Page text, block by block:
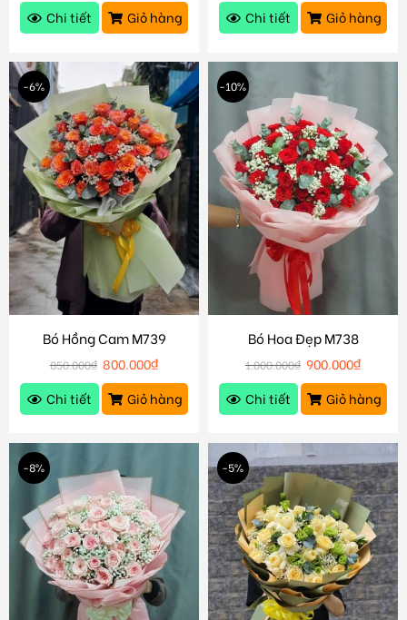
Chi tiết
Giỏ hàng
Chi tiết
Giỏ hàng
-6%
Bó Hồng Cam M739
850.000₫ 800.000₫
Chi tiết
Giỏ hàng
-10%
Bó Hoa Đẹp M738
1.000.000₫ 900.000₫
Chi tiết
Giỏ hàng
-8% -5%